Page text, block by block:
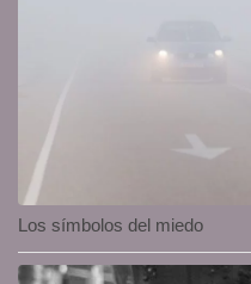
Los símbolos del miedo